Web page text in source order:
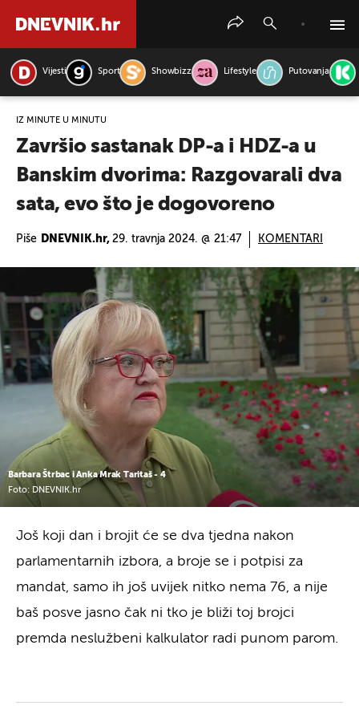
Vijesti Sport Showbizz Lifestyle Putovanja
IZ MINUTE U MINUTU
Završio sastanak DP-a i HDZ-a u
Banskim dvorima: Razgovarali dva
sata, evo što je dogovoreno
Piše DNEVNIK.hr, 29. travnja 2024. @ 21:47 KOMENTARI
Barbara Štrbac i Anka Mrak Taritaš - 4
Foto: DNEVNIK.hr
Još koji dan i brojit će se dva tjedna nakon
parlamentarnih izbora, a broje se i potpisi za
mandat, samo ih još uvijek nitko nema 76, a nije
baš posve jasno čak ni tko je bliži toj brojci
premda neslužbeni kalkulator radi punom parom.
PRETRAŽITE VIJESTI